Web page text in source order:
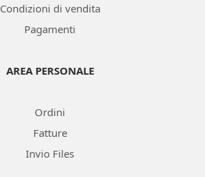
Condizioni di vendita
Pagamenti
AREA PERSONALE
Ordini
Fatture
Invio Files